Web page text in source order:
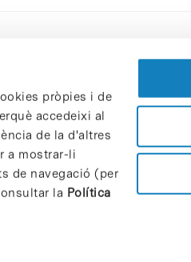
pròpies i de
accedeixi al
de la d'altres
a mostrar-li
de navegació (per
la Política